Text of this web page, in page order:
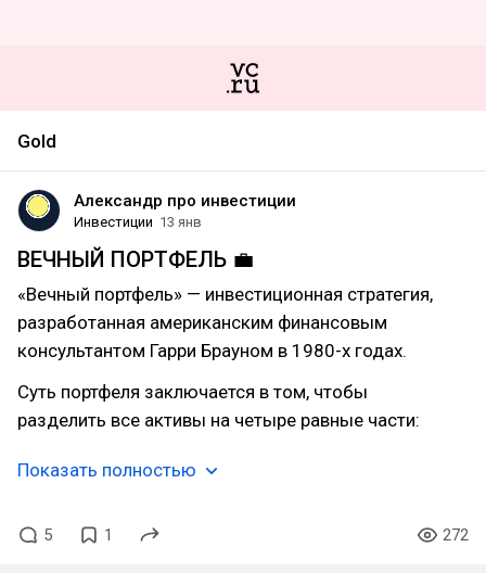
Gold
Александр про инвестиции
Инвестиции 13 янв
ВЕЧНЫЙ ПОРТФЕЛЬ 💼
«Вечный портфель» — инвестиционная стратегия,
разработанная американским финансовым
консультантом Гарри Брауном в 1980-х годах.
Суть портфеля заключается в том, чтобы
разделить все активы на четыре равные части:
Показать полностью
5 1 272